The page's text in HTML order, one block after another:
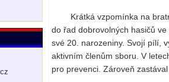
Krátká vzpomínka na
do řad dobrovolných hasičů
své 20. narozeniny. Svojí pílí,
aktivním členům sboru. V
pro prevenci. Zároveň